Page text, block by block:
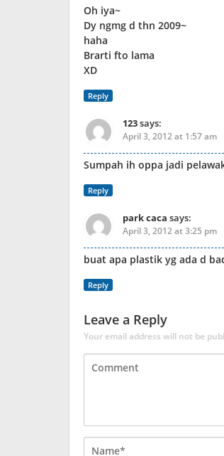
Oh iya~
Dy ngmg d thn 2009~
haha
Brarti fto lama
XD
Reply
123says:
April 3, 2012 at 1:57 am
Sumpah ih oppa jadi
Reply
park caca says:
April 3, 2012 at 3:25 pm
buat apa plastik yg ada d
Reply
Leave a Reply
Your email address will not be